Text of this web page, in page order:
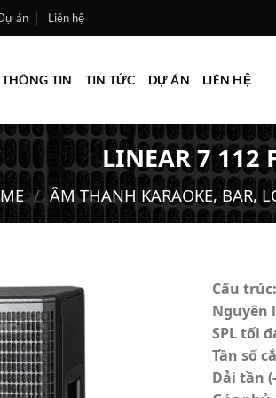
án Liên hệ
THÔNG TIN TIN TỨC DỰ ÁN LIÊN HỆ
LINEAR 7 112
/ ÂM THANH KARAOKE, BAR,
Cấu trúc:
Nguyên
SPL tối
Tần số
Dải tần